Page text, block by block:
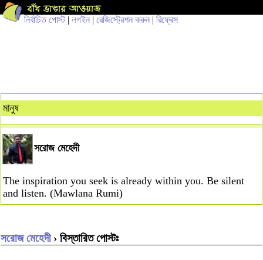
নির্বাচিত পোস্ট| লগইন | রেজিস্ট্রেশন করুন | রিফ্রেস
মানুষ
সরোজ মেহেদী
The inspiration you seek is already within you. Be silent
and listen. (Mawlana Rumi)
সরোজ মেহেদী› বিস্তারিত পোস্টঃ